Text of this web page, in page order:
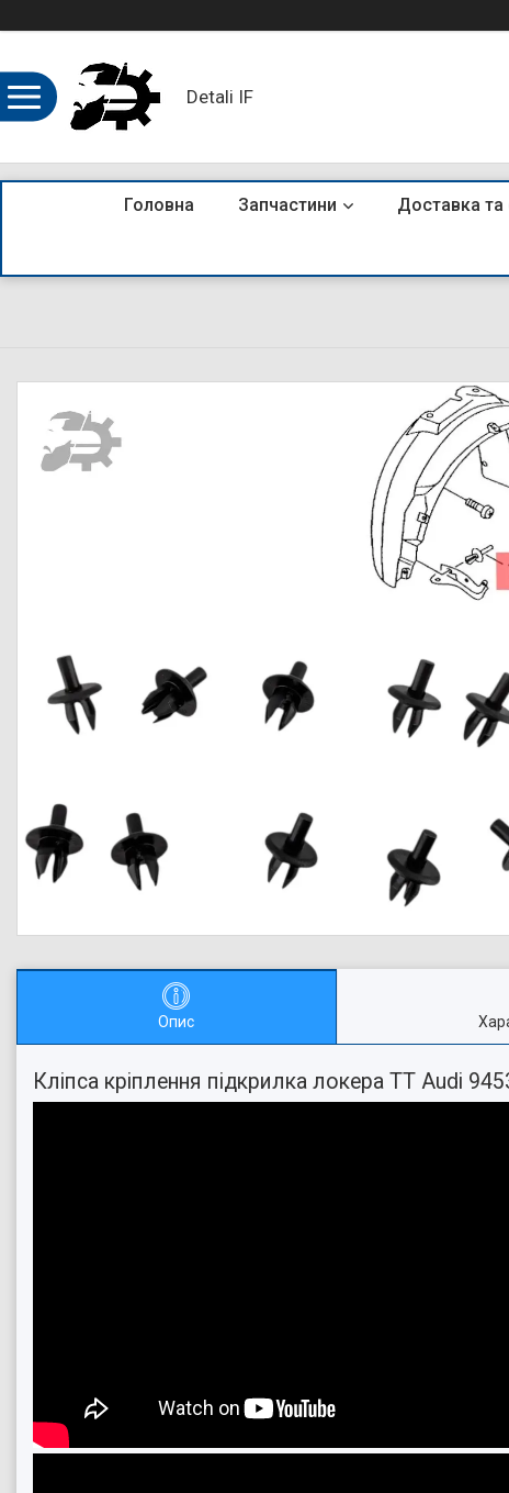
Detali IF
Головна Запчастини Доставка та
Опис
Кліпса кріплення підкрилка локера TT Audi